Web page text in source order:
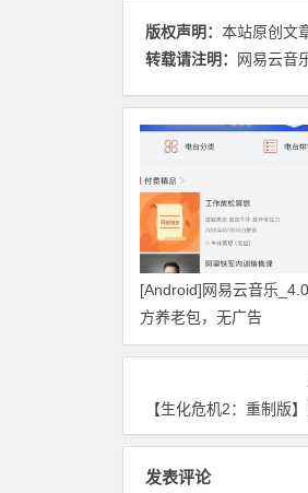
版权声明： 本站原创文
转载请注明：
网易云音
[Android]网易云音乐
方养老包，无广告
【生化危机2：重制版】免安装绿
发表评论